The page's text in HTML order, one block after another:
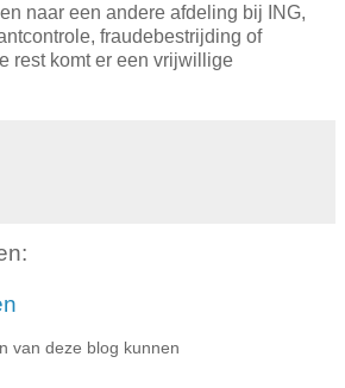
naar een andere afdeling bij ING,
fraudebestrijding of
rest komt er een vrijwillige
van deze blog kunnen